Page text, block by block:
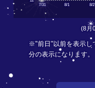
7/31 8/1 8/2
(8月
※"前日"以前を表示し
分の表示になります。